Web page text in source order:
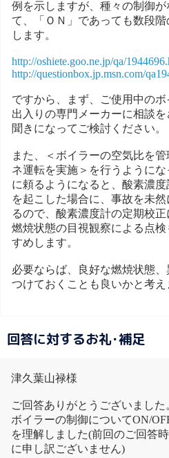
例を示しますが、種々の制御
て、「ＯＮ」であっても数段
します。
http://oshiete.goo.ne.jp/qa/
http://questionbox.jp.msn.com/
ですから、まず、ご使用中の
出入りの専門メーカーに相談
聞きになってご検討ください。
また、＜ボイラーの空気比を
ネ運転を実施＞を行うように
に頼るようになると、酸素濃
を起こした場合に、事故を未
るので、酸素濃度計の定期校正
燃焼状態の目視観察による点
すめします。
必要ならば、良好な燃焼状態
つけておくことも良いかと考え
回答に対するお礼･補足
津久葉山禄様
ご回答ありがとうございました
ボイラーの制御についてON/
を理解しました(前回のご回答
に申し訳ございません)